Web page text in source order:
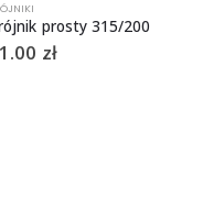
prosty 315/200
zł